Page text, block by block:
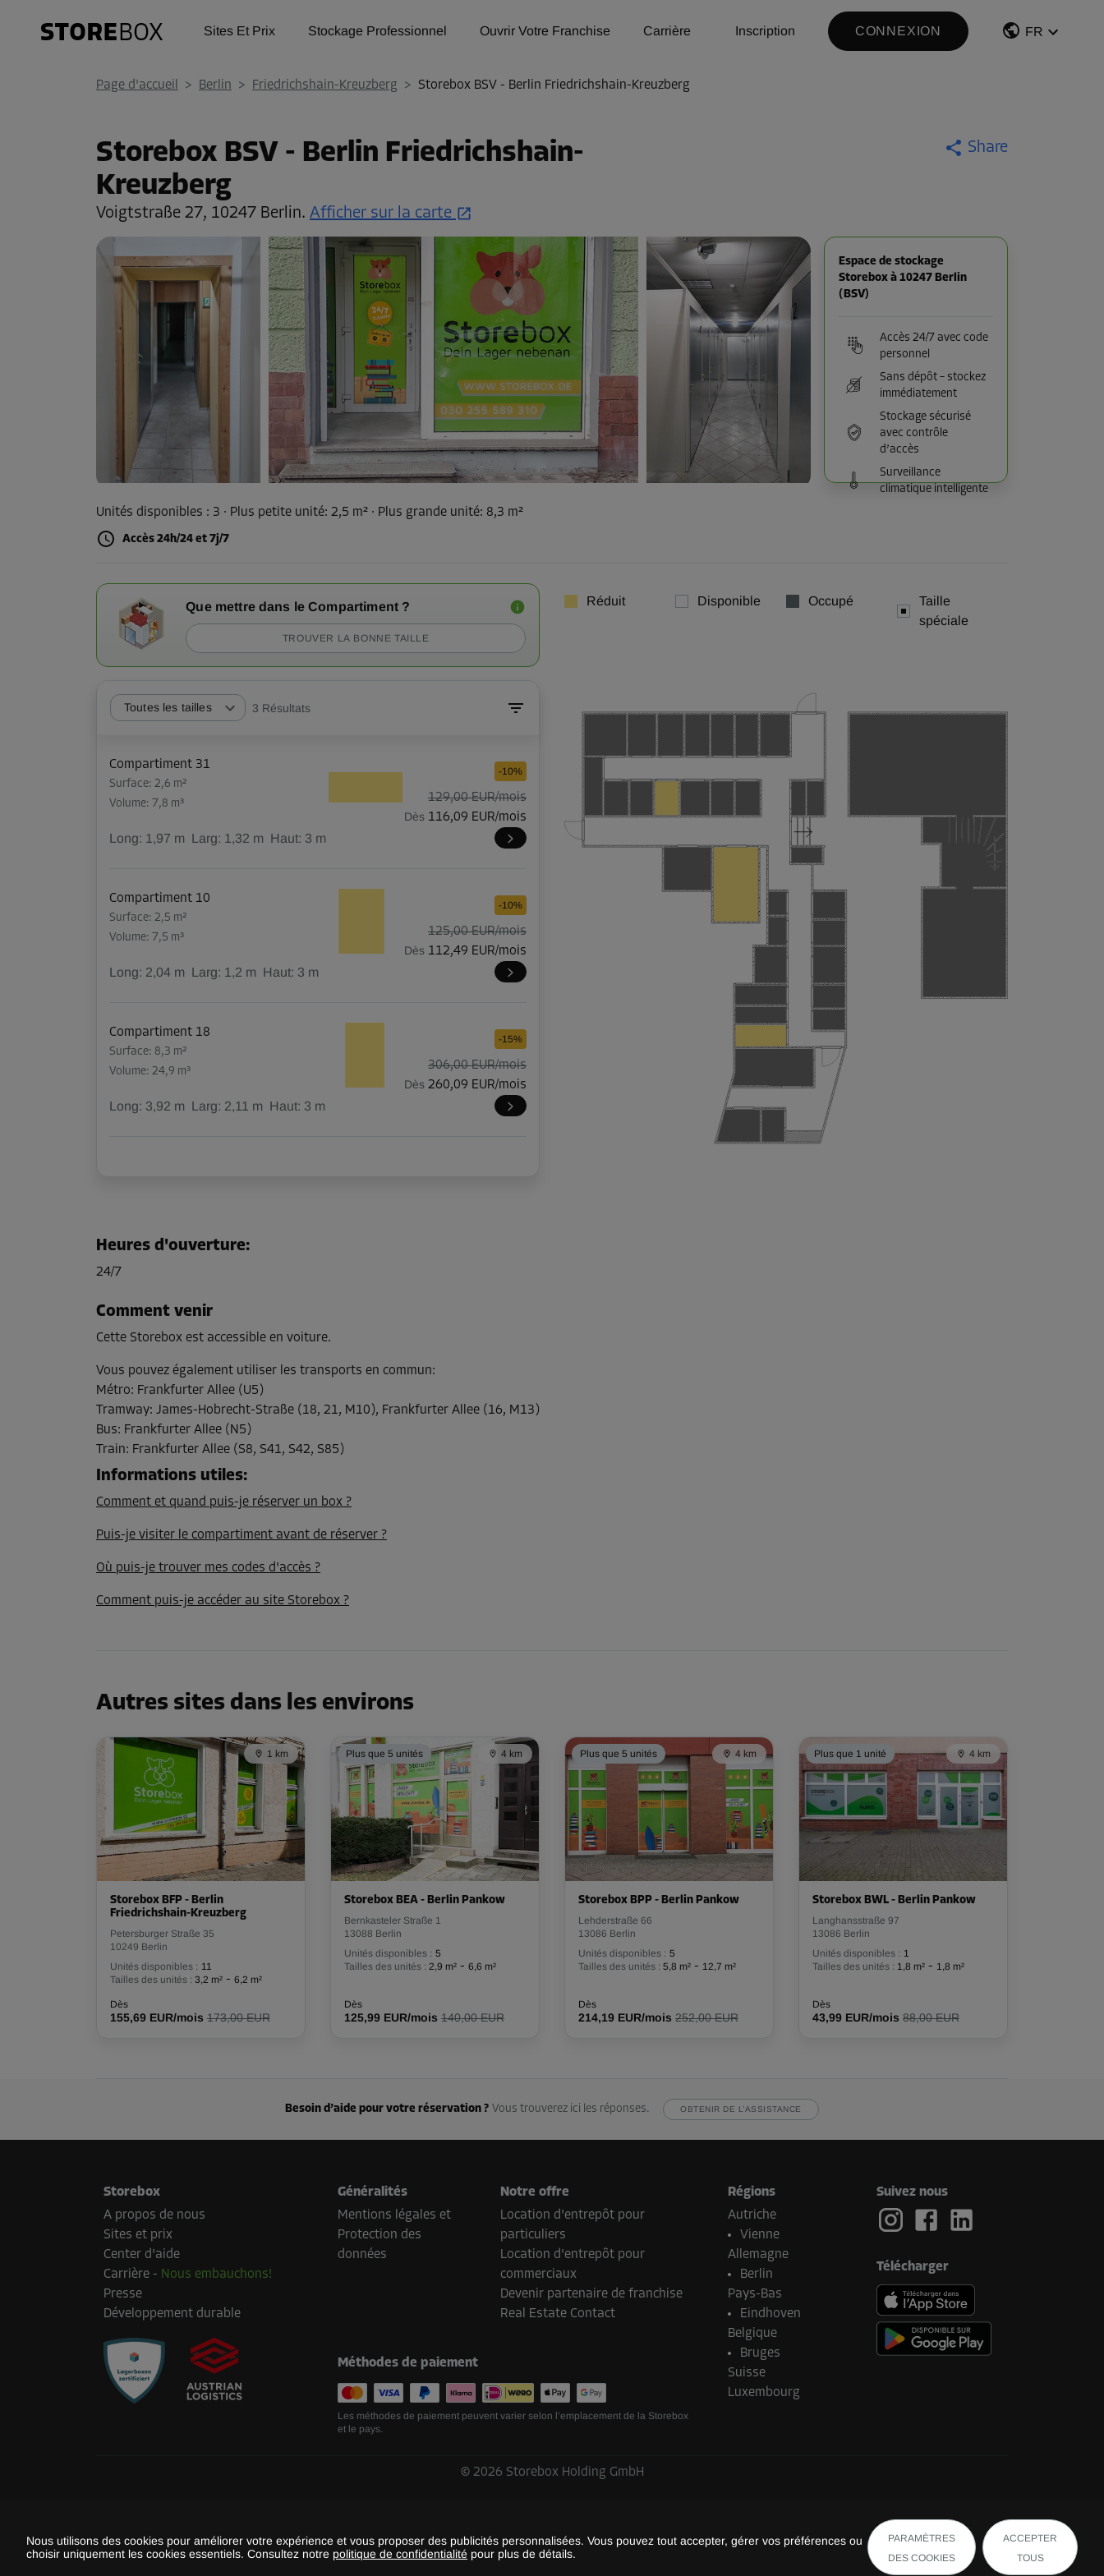
Nous utilisons des cookies pour améliorer votre expérience et vous proposer des publicités personnalisées. Vous pouvez tout accepter, gérer vos préférences ou
choisir uniquement les cookies essentiels. Consultez notre politique de confidentialité pour plus de détails.
PARAMÈTRES
DES COOKIES
ACCEPTER
TOUS
Sites Et Prix Stockage Professionnel Ouvrir Votre Franchise Carrière Inscription CONNEXION FR
Page d'accueil > Berlin > Friedrichshain-Kreuzberg > Storebox BSV - Berlin Friedrichshain-Kreuzberg
Storebox BSV - Berlin Friedrichshain-
Kreuzberg
Voigtstraße 27, 10247 Berlin. Afficher sur la carte
Share
Espace de stockage
Storebox à 10247 Berlin
(BSV)
Accès 24/7 avec code
personnel
Sans dépôt – stockez
immédiatement
Stockage sécurisé
avec contrôle
d’accès
Surveillance
climatique intelligente
Unités disponibles : 3 · Plus petite unité: 2,5 m² · Plus grande unité: 8,3 m²
Accès 24h/24 et 7j/7
Que mettre dans le Compartiment ?
TROUVER LA BONNE TAILLE
Toutes les tailles 3 Résultats
Compartiment 31
Surface: 2,6 m²
Volume: 7,8 m³
Long: 1,97 m Larg: 1,32 m Haut: 3 m
-10%
129,00 EUR/mois
Dès 116,09 EUR/mois
Compartiment 10
Surface: 2,5 m²
Volume: 7,5 m³
Long: 2,04 m Larg: 1,2 m Haut: 3 m
-10%
125,00 EUR/mois
Dès 112,49 EUR/mois
Compartiment 18
Surface: 8,3 m²
Volume: 24,9 m³
Long: 3,92 m Larg: 2,11 m Haut: 3 m
-15%
306,00 EUR/mois
Dès 260,09 EUR/mois
Réduit Disponible Occupé
Taille
spéciale
Heures d'ouverture:
24/7
Comment venir
Cette Storebox est accessible en voiture.
Vous pouvez également utiliser les transports en commun:
Métro: Frankfurter Allee (U5)
Tramway: James-Hobrecht-Straße (18, 21, M10), Frankfurter Allee (16, M13)
Bus: Frankfurter Allee (N5)
Train: Frankfurter Allee (S8, S41, S42, S85)
Informations utiles:
Comment et quand puis-je réserver un box ?
Puis-je visiter le compartiment avant de réserver ?
Où puis-je trouver mes codes d'accès ?
Comment puis-je accéder au site Storebox ?
Autres sites dans les environs
1 km
Storebox BFP - Berlin
Friedrichshain-Kreuzberg
Petersburger Straße 35
10249 Berlin
Unités disponibles : 11
Tailles des unités : 3,2 m² - 6,2 m²
Dès
155,69 EUR/mois 173,00 EUR
Plus que 5 unités 4 km
Storebox BEA - Berlin Pankow
Bernkasteler Straße 1
13088 Berlin
Unités disponibles : 5
Tailles des unités : 2,9 m² - 6,6 m²
Dès
125,99 EUR/mois 140,00 EUR
Plus que 5 unités 4 km
Storebox BPP - Berlin Pankow
Lehderstraße 66
13086 Berlin
Unités disponibles : 5
Tailles des unités : 5,8 m² - 12,7 m²
Dès
214,19 EUR/mois 252,00 EUR
Plus que 1 unité 4 km
Storebox BWL - Berlin Pankow
Langhansstraße 97
13086 Berlin
Unités disponibles : 1
Tailles des unités : 1,8 m² - 1,8 m²
Dès
43,99 EUR/mois 88,00 EUR
Besoin d’aide pour votre réservation ? Vous trouverez ici les réponses. OBTENIR DE L’ASSISTANCE
Storebox
A propos de nous
Sites et prix
Center d'aide
Carrière - Nous embauchons!
Presse
Développement durable
Généralités
Mentions légales et
Protection des
données
Notre offre
Location d'entrepôt pour
particuliers
Location d'entrepôt pour
commerciaux
Devenir partenaire de franchise
Real Estate Contact
Méthodes de paiement
Les méthodes de paiement peuvent varier selon l’emplacement de la Storebox
et le pays.
Régions
Autriche
Vienne
Allemagne
Berlin
Pays-Bas
Eindhoven
Belgique
Bruges
Suisse
Luxembourg
Suivez nous
Télécharger
© 2026 Storebox Holding GmbH